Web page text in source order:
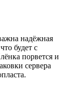
надёжная
будет с
порвется и
сервера